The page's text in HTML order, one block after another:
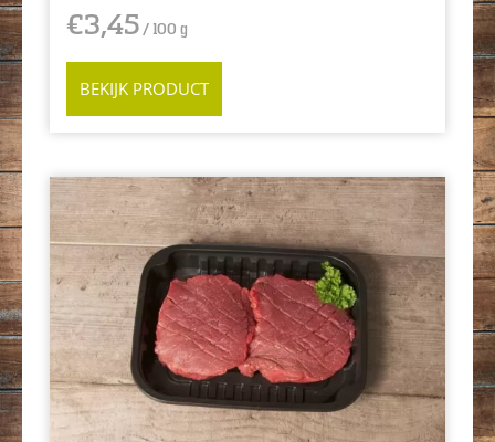
€3,45/ 100 g
BEKIJK PRODUCT